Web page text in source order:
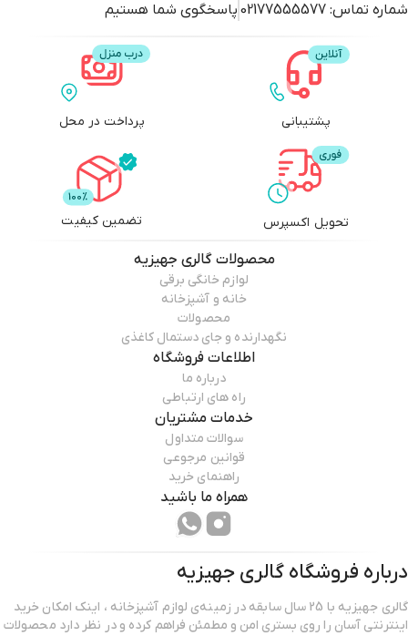
شماره تماس: 02177555577 پاسخگوی شما هستیم
پشتیبانی پرداخت در محل
تحویل اکسپرس تضمین کیفیت
محصولاتگالری جهیزیه
لوازم خانگی برقی
خانه و آشپزخانه
محصولات
نگهدارنده و جای دستمال کاغذی
اطلاعات فروشگاه
درباره ما
راه های ارتباطی
خدمات مشتریان
سوالات متداول
قوانین مرجوعی
راهنمای خرید
همراه ما باشید
درباره فروشگاه گالری جهیزیه
گالری جهیزیه با 25 سال سابقه در زمینه‌ی لوازم آشپزخانه ، اینک امکان خرید
اینترنتی آسان را روی بستری امن و مطمئن فراهم کرده و در نظر دارد محصولات